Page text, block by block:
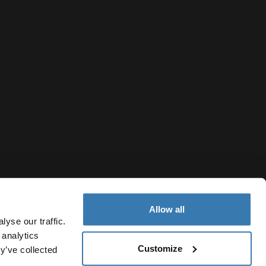
our traffic.
collected
Allow all
Customize
Política de cookies Configuración de cookies